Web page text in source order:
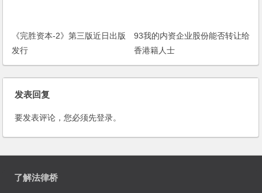
《完胜资本-2》第三版近日出版
发行
93我的内资企业股份能否转让给
香港籍人士
发表回复
要发表评论，您必须先登录。
了解法律桥